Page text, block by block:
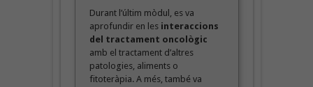
Durant l’últim mòdul, es va
aprofundir en les interaccions
del tractament oncològic
amb el tractament d’altres
patologies, aliments o
fitoteràpia. A més, també va